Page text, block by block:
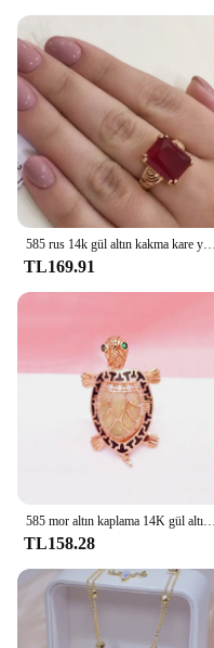
TL169.91
TL158.28